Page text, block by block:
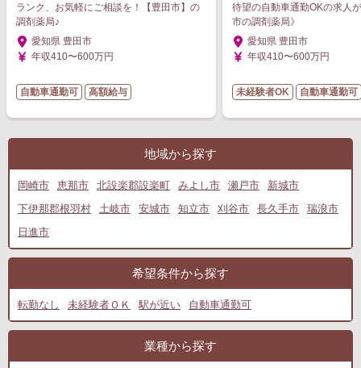
ランク、お気軽にご相談を！【豊田市】の
調剤薬局♪
愛知県 豊田市
年収410〜600万円
自動車通勤可 高額給与
待望の自動車通勤OKの求人
市の調剤薬局》
愛知県 豊田市
年収410〜600万円
未経験者OK 自動車通勤可
地域から探す
岡崎市 恵那市 北設楽郡設楽町 みよし市 瀬戸市
新城市
下伊那郡根羽村
土岐市 安城市 知立市 刈谷市 長久手市
瑞浪市
日進市
希望条件から探す
転勤なし 未経験者ＯＫ 駅が近い 自動車通勤可
業種から探す